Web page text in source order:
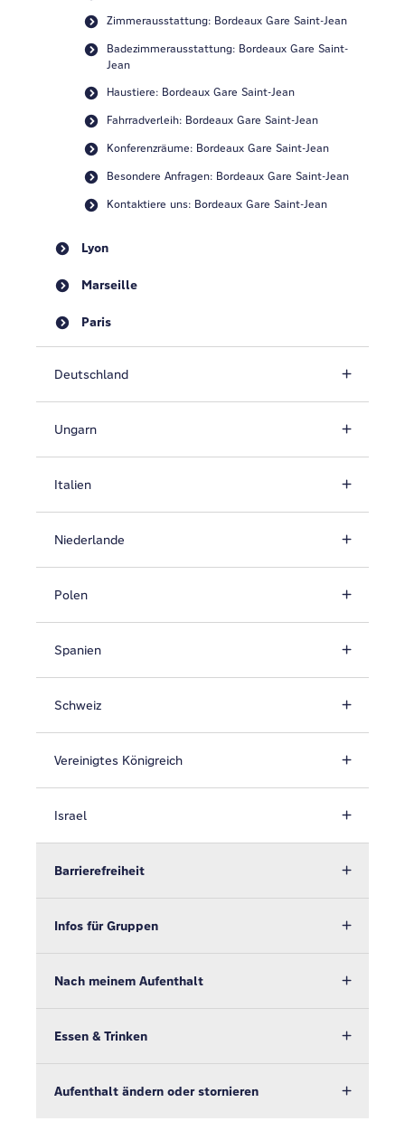
Zimmerausstattung: Bordeaux Gare Saint-Jean
Badezimmerausstattung: Bordeaux Gare Saint-
Jean
Haustiere: Bordeaux Gare Saint-Jean
Fahrradverleih: Bordeaux Gare Saint-Jean
Konferenzräume: Bordeaux Gare Saint-Jean
Besondere Anfragen: Bordeaux Gare Saint-Jean
Kontaktiere uns: Bordeaux Gare Saint-Jean
Lyon
Marseille
Paris
Deutschland
Ungarn
Italien
Niederlande
Polen
Spanien
Schweiz
Vereinigtes Königreich
Israel
Barrierefreiheit
Infos für Gruppen
Nach meinem Aufenthalt
Essen & Trinken
Aufenthalt ändern oder stornieren